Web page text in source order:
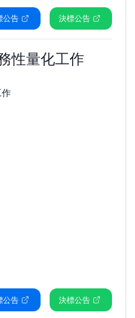
公告
決標公告
性量化工作
公告
決標公告